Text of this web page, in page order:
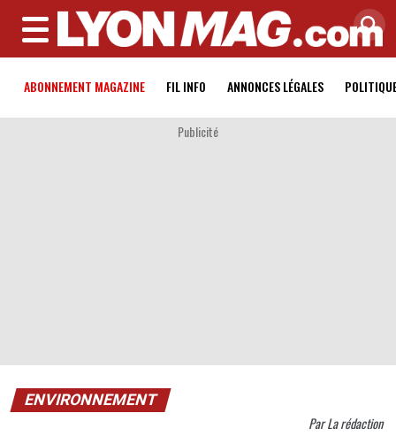
MENU
ABONNEMENT MAGAZINE FIL INFO ANNONCES LÉGALES
Publicité
ENVIRONNEMENT
ParLa rédaction